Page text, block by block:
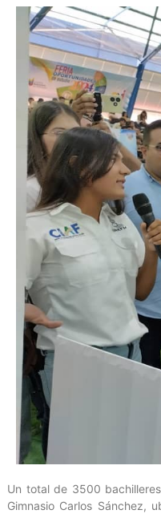
Un total de 3500
Gimnasio Carlos Sánchez,